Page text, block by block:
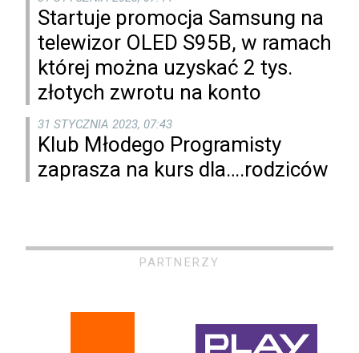
Startuje promocja Samsung na
telewizor OLED S95B, w ramach
której można uzyskać 2 tys.
złotych zwrotu na konto
31 STYCZNIA 2023, 07:43
Klub Młodego Programisty
zaprasza na kurs dla….rodziców
PARTNERZY